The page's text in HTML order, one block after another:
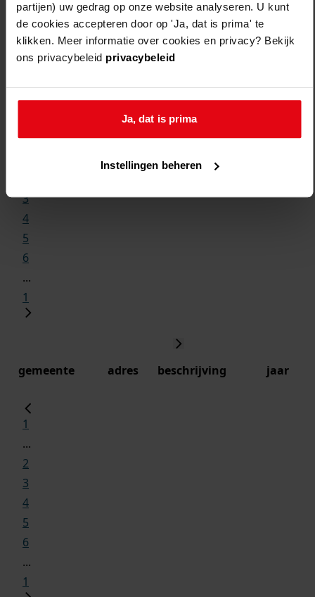
partijen) uw gedrag op onze website analyseren. U kunt
de cookies accepteren door op 'Ja, dat is prima' te
klikken. Meer informatie over cookies en privacy? Bekijk
ons privacybeleid privacybeleid
Ja, dat is prima
Instellingen beheren
1
3
4
5
6
...
1
gemeente adres beschrijving jaar
1
...
2
3
4
5
6
...
1